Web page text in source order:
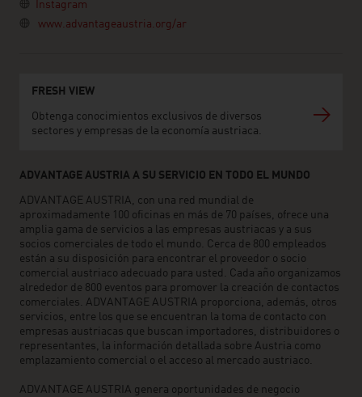
Instagram
www.advantageaustria.org/ar
FRESH VIEW
Obtenga conocimientos exclusivos de diversos
sectores y empresas de la economía austriaca.
ADVANTAGE AUSTRIA A SU SERVICIO EN TODO EL MUNDO
ADVANTAGE AUSTRIA, con una red mundial de
aproximadamente 100 oficinas en más de 70 países, ofrece una
amplia gama de servicios a las empresas austriacas y a sus
socios comerciales de todo el mundo. Cerca de 800 empleados
están a su disposición para encontrar el proveedor o socio
comercial austriaco adecuado para usted. Cada año organizamos
alrededor de 800 eventos para promover la creación de contactos
comerciales. ADVANTAGE AUSTRIA proporciona, además, otros
servicios, entre los que se encuentran la toma de contacto con
empresas austriacas que buscan importadores, distribuidores o
representantes, la información detallada sobre Austria como
emplazamiento comercial o el acceso al mercado austriaco.
ADVANTAGE AUSTRIA genera oportunidades de negocio